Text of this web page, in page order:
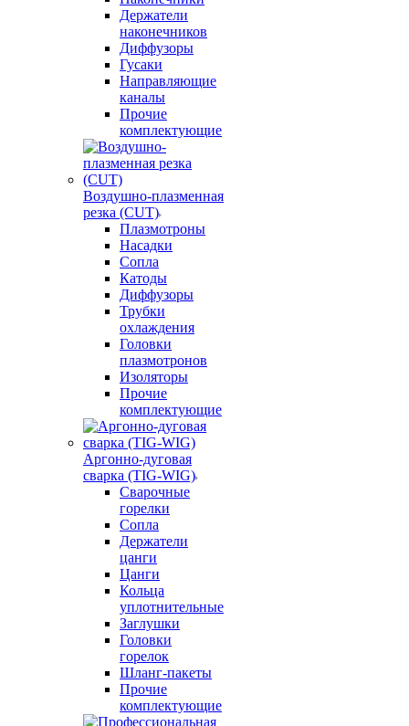
Держатели
наконечников
Диффузоры
Гусаки
Направляющие
каналы
Прочие
комплектующие
Воздушно-плазменная
резка (CUT)
Плазмотроны
Насадки
Сопла
Катоды
Диффузоры
Трубки
охлаждения
Головки
плазмотронов
Изоляторы
Прочие
комплектующие
Аргонно-дуговая
сварка (TIG-WIG)
Сварочные
горелки
Сопла
Держатели
цанги
Цанги
Кольца
уплотнительные
Заглушки
Головки
горелок
Шланг-пакеты
Прочие
комплектующие